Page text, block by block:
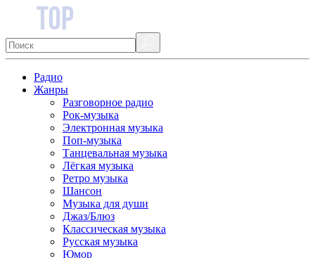
Радио
Жанры
Разговорное радио
Рок-музыка
Электронная музыка
Поп-музыка
Танцевальная музыка
Лёгкая музыка
Ретро музыка
Шансон
Музыка для души
Джаз/Блюз
Классическая музыка
Русская музыка
Юмор